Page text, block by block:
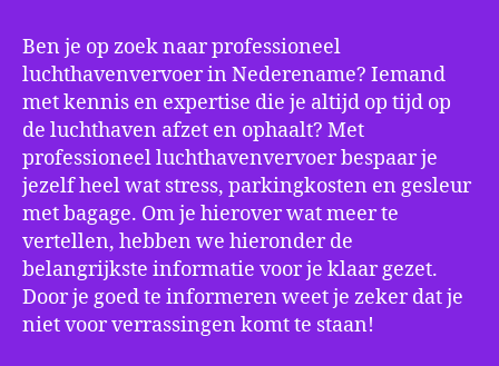
Ben je op zoek naar professioneel
luchthavenvervoer in Nederename? Iemand
met kennis en expertise die je altijd op tijd op
de luchthaven afzet en ophaalt? Met
professioneel luchthavenvervoer bespaar je
jezelf heel wat stress, parkingkosten en gesleur
met bagage. Om je hierover wat meer te
vertellen, hebben we hieronder de
belangrijkste informatie voor je klaar gezet.
Door je goed te informeren weet je zeker dat je
niet voor verrassingen komt te staan!